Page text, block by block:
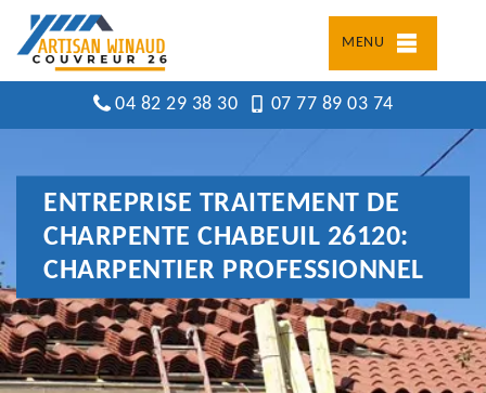
MENU
04 82 29 38 30 07 77 89 03 74
ENTREPRISE TRAITEMENT DE
CHARPENTE CHABEUIL 26120:
CHARPENTIER PROFESSIONNEL